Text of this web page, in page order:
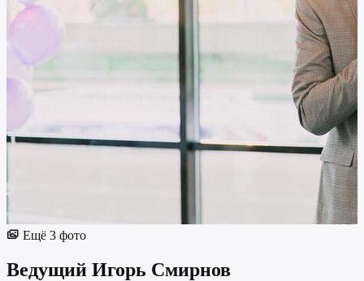
Ещё 3 фото
Ведущий Игорь Смирнов